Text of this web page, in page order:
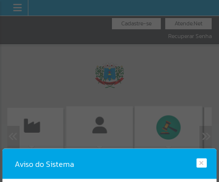
Atende.Net
Cadastre-se
Recuperar Senha
ISS/ALVARÁ
PAGAMENTO
Aviso do Sistema
Erro